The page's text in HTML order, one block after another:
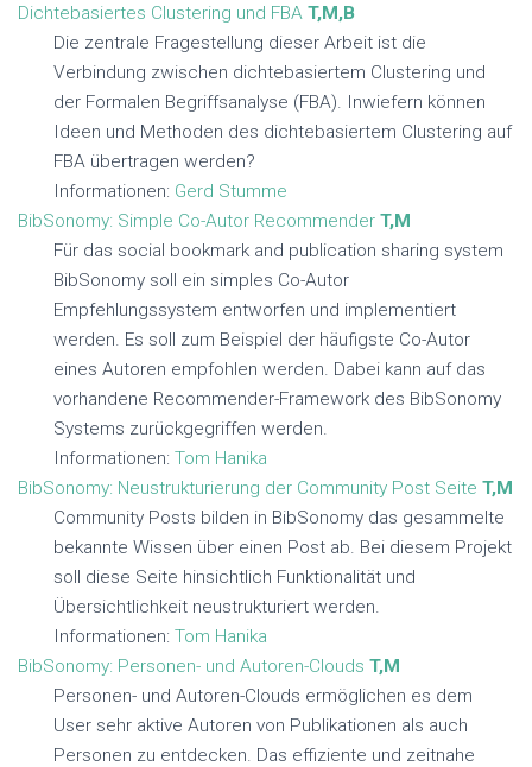
Dichtebasiertes Clustering und FBA T,M,B
Die zentrale Fragestellung dieser Arbeit ist die
Verbindung zwischen dichtebasiertem Clustering und
der Formalen Begriffsanalyse (FBA). Inwiefern können
Ideen und Methoden des dichtebasiertem Clustering auf
FBA übertragen werden?
Informationen: Gerd Stumme
BibSonomy: Simple Co-Autor Recommender T,M
Für das social bookmark and publication sharing system
BibSonomy soll ein simples Co-Autor
Empfehlungssystem entworfen und implementiert
werden. Es soll zum Beispiel der häufigste Co-Autor
eines Autoren empfohlen werden. Dabei kann auf das
vorhandene Recommender-Framework des BibSonomy
Systems zurückgegriffen werden.
Informationen: Tom Hanika
BibSonomy: Neustrukturierung der Community Post Seite T,M
Community Posts bilden in BibSonomy das gesammelte
bekannte Wissen über einen Post ab. Bei diesem Projekt
soll diese Seite hinsichtlich Funktionalität und
Übersichtlichkeit neustrukturiert werden.
Informationen: Tom Hanika
BibSonomy: Personen- und Autoren-Clouds T,M
Personen- und Autoren-Clouds ermöglichen es dem
User sehr aktive Autoren von Publikationen als auch
Personen zu entdecken. Das effiziente und zeitnahe